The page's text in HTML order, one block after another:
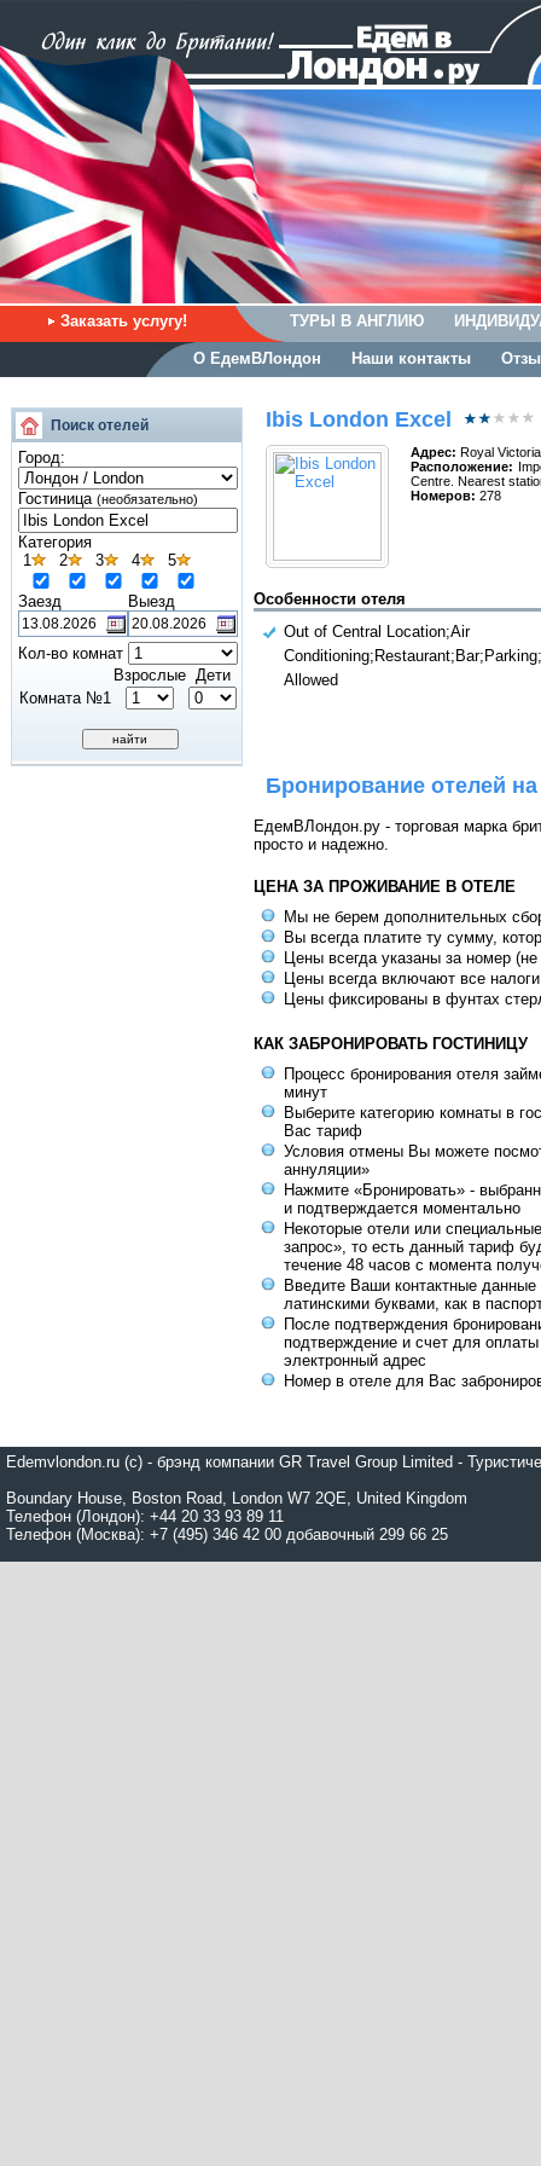
Заказать услугу! ТУРЫ В АНГЛИЮ
О ЕдемВЛондон Наши контакты
Поиск отелей
Город:
Гостиница (необязательно)
Категория
1
2 3 4 5
Заезд Выезд
Кол-во комнат
Взрослые Дети
Комната №1
Ibis London Excel
Адрес: Royal
Расположение:
Centre. Nearest
Номеров: 278
Особенности отеля
Out of Central Location;Air
Allowed
Бронирование отелей
ЕдемВЛондон.ру - торговая марка
просто и надежно.
ЦЕНА ЗА ПРОЖИВАНИЕ В ОТЕЛЕ
Мы не берем дополнительных
Вы всегда платите ту сумму,
Цены всегда указаны за номер
Цены всегда включают все
Цены фиксированы в фунтах
КАК ЗАБРОНИРОВАТЬ ГОСТИНИЦУ
Процесс бронирования отеля
минут
Выберите категорию комнаты в
Вас тариф
Условия отмены Вы можете
аннуляции»
Нажмите «Бронировать» -
и подтверждается моментально
Некоторые отели или
запрос», то есть данный тариф
течение 48 часов с момента
Введите Ваши контактные данные
латинскими буквами, как в
После подтверждения
подтверждение и счет для
электронный адрес
Номер в отеле для Вас
Edemvlondon.ru (c) - брэнд компании GR Travel Group Limited -
Boundary House, Boston Road, London W7 2QE, United Kingdom
Телефон (Лондон): +44 20 33 93 89 11
Телефон (Москва): +7 (495) 346 42 00 добавочный 299 66 25